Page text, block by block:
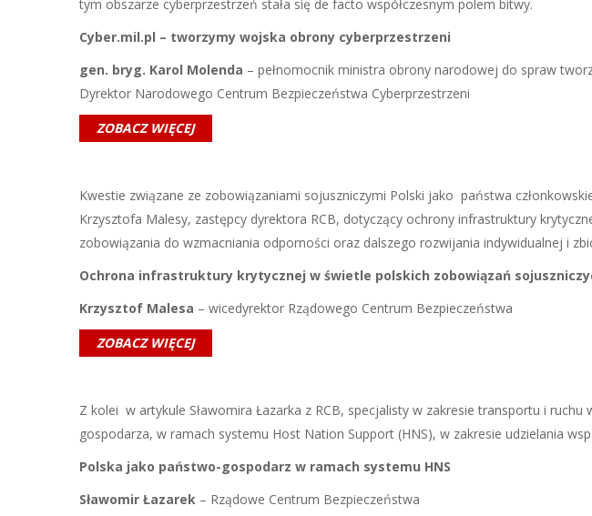
tym obszarze cyberprzestrzeń stała się de facto współczesnym polem bitwy.
Cyber.mil.pl – tworzymy wojska obrony cyberprzestrzeni
gen. bryg. Karol Molenda – pełnomocnik ministra obrony narodowej do spraw
Dyrektor Narodowego Centrum Bezpieczeństwa Cyberprzestrzeni
ZOBACZ WIĘCEJ
Kwestie związane ze zobowiązaniami sojuszniczymi Polski jako państwa
Krzysztofa Malesy, zastępcy dyrektora RCB, dotyczący ochrony infrastruktury
zobowiązania do wzmacniania odporności oraz dalszego rozwijania indywi­dualnej i
Ochrona infrastruktury krytycznej w świetle polskich zobowiązań
Krzysztof Malesa – wicedyrektor Rządowego Centrum Bezpieczeństwa
ZOBACZ WIĘCEJ
Z kolei w artykule Sławomira Łazarka z RCB, specjalisty w zakresie transportu i
gospodarza, w ramach systemu Host Nation Support (HNS), w zakresie udzielania
Polska jako państwo-gospodarz w ramach systemu HNS
Sławomir Łazarek – Rządowe Centrum Bezpieczeństwa